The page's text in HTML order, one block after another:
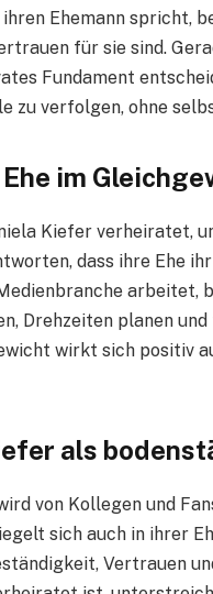
Ehemann spricht,
für sie sind.
Fundament
zu verfolgen, ohne
im
Kiefer verheiratet,
dass ihre Ehe
arbeitet,
Drehzeiten planen
wirkt sich positiv
als
von Kollegen und
sich auch in ihrer
Vertrauen